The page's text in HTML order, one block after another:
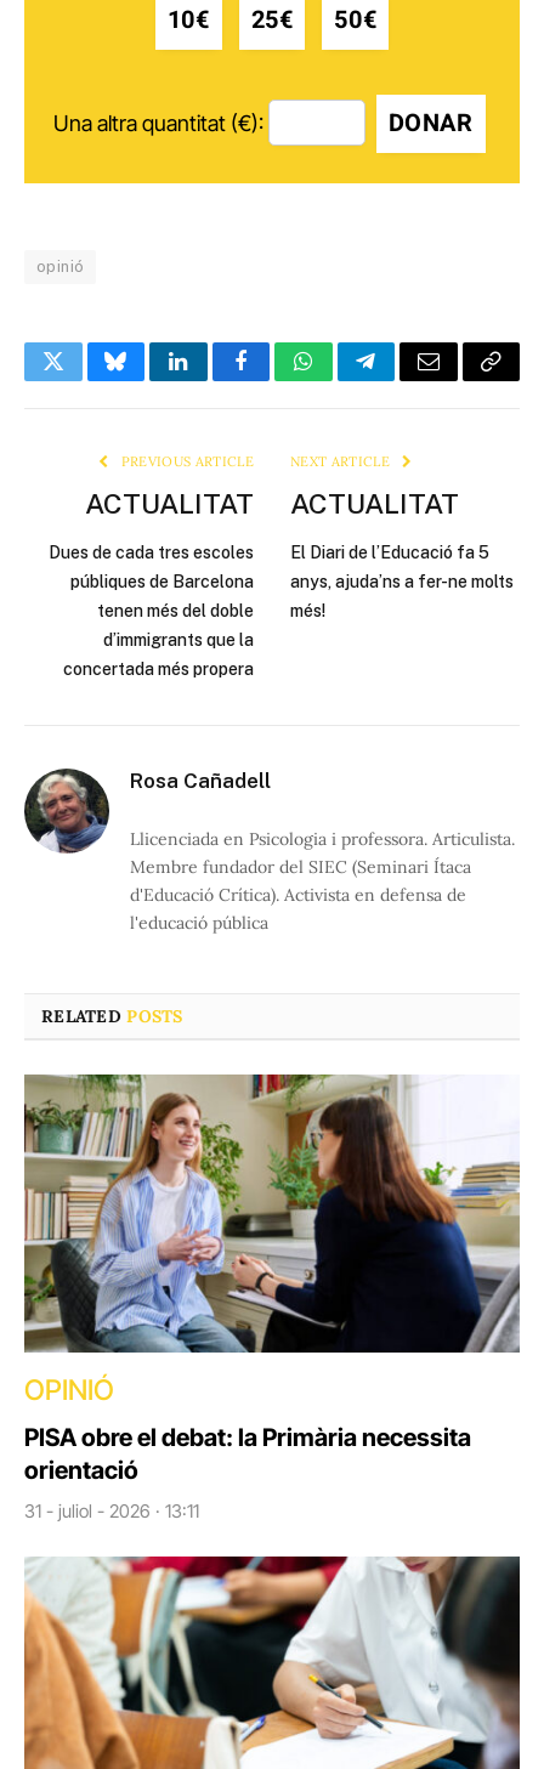
10€ 25€ 50€
Una altra quantitat (€): DONAR
opinió
TwitterBlueskyLinkedInFacebookWhatsAppTelegramEmail Copy
PREVIOUS ARTICLE
ACTUALITAT
Dues de cada tres escoles
públiques de Barcelona
tenen més del doble
d’immigrants que la
concertada més propera
NEXT ARTICLE
ACTUALITAT
El Diari de l’Educació fa 5
anys, ajuda’ns a fer-ne molts
més!
Rosa Cañadell
Llicenciada en Psicologia i professora. Articulista.
Membre fundador del SIEC (Seminari Ítaca
d'Educació Crítica). Activista en defensa de
l'educació pública
RELATEDPOSTS
OPINIÓ
PISA obre el debat: la Primària necessita
orientació
31 - juliol - 2026 · 13:11